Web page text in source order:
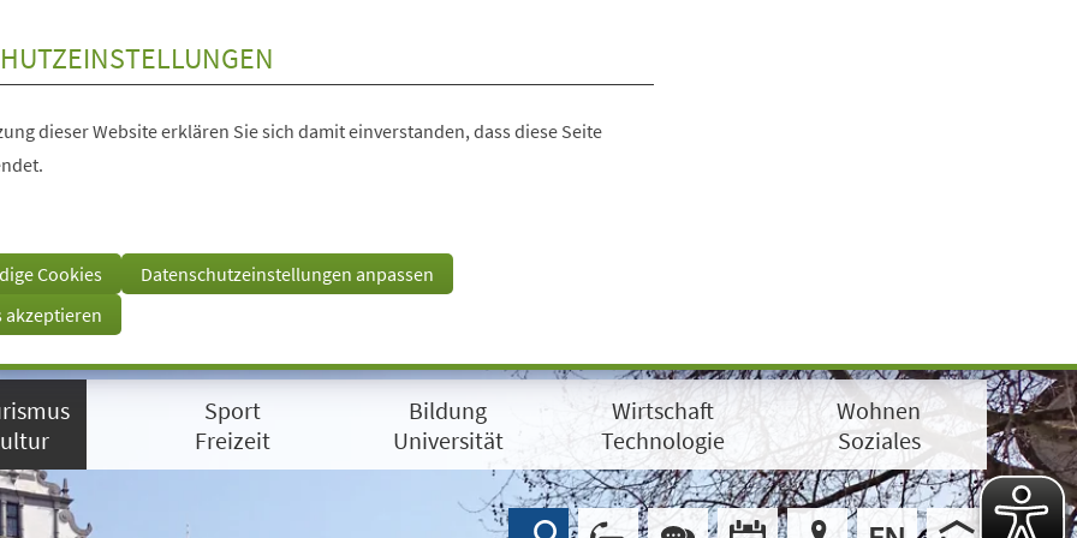
dieser Website erklären Sie sich damit einverstanden, dass diese Seite
Cookies
Datenschutzeinstellungen anpassen
akzeptieren
Sport
Freizeit
Bildung
Universität
Wirtschaft
Technologie
Wohnen
Soziales